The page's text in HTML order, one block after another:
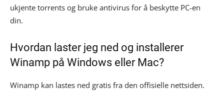
ukjente torrents og bruke antivirus for å beskytte PC-en
din.
Hvordan laster jeg ned og installerer
Winamp på Windows eller Mac?
Winamp kan lastes ned gratis fra den offisielle nettsiden.